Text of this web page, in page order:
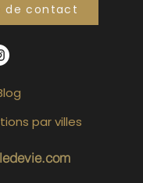
de contact
par villes